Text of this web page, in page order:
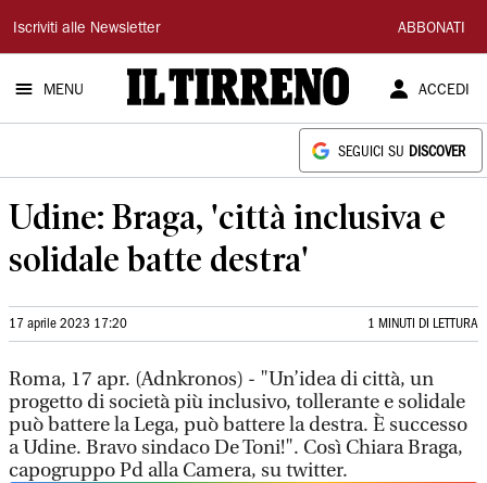
Il
Tirreno
Iscriviti alle Newsletter ABBONATI
MENU ACCEDI
SEGUICI SU DISCOVER
Udine: Braga, 'città inclusiva e
solidale batte destra'
17 aprile 2023 17:20 1 MINUTI DI LETTURA
Roma, 17 apr. (Adnkronos) - "Un’idea di città, un
progetto di società più inclusivo, tollerante e solidale
può battere la Lega, può battere la destra. È successo
a Udine. Bravo sindaco De Toni!". Così Chiara Braga,
capogruppo Pd alla Camera, su twitter.